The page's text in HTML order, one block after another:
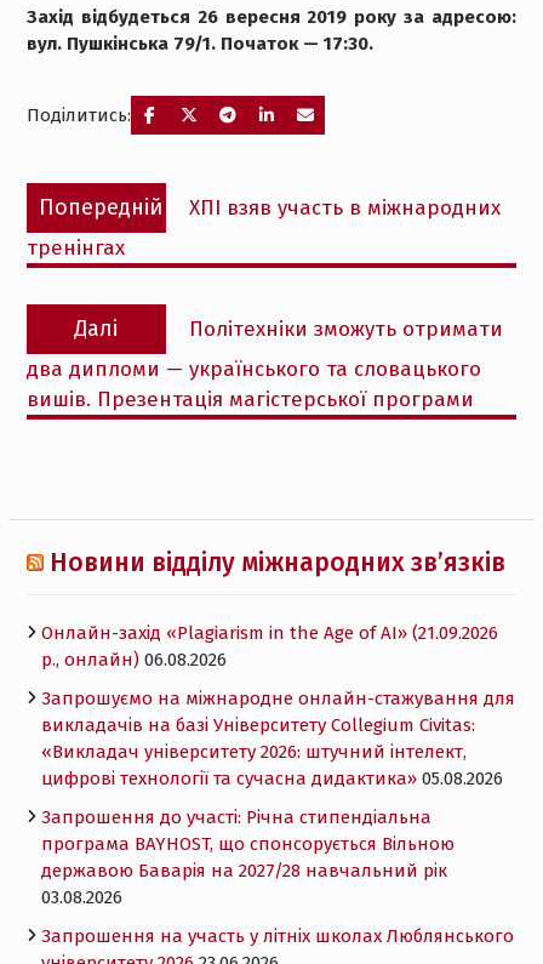
Захід відбудеться 26 вересня 2019 року за адресою:
вул. Пушкінська 79/1. Початок — 17:30.
Поділитись:
Навігація
записів
Попередній
Попередній
запис:
ХПІ взяв участь в міжнародних
тренінгах
Далі
Наступний
запис:
Політехніки зможуть отримати
два дипломи — українського та словацького
вишів. Презентація магістерської програми
Новини відділу міжнародних зв’язків
Онлайн-захід «Plagiarism in the Age of AI» (21.09.2026
р., онлайн) 06.08.2026
Запрошуємо на міжнародне онлайн-стажування для
викладачів на базі Університету Collegium Civitas:
«Викладач університету 2026: штучний інтелект,
цифрові технології та сучасна дидактика» 05.08.2026
Запрошення до участі: Річна стипендіальна
програма BAYHOST, що спонсорується Вільною
державою Баварія на 2027/28 навчальний рік
03.08.2026
Запрошення на участь у літніх школах Люблянського